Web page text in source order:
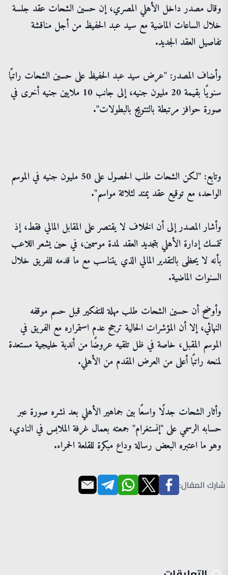
وقال مصدر داخل الأهلي المصري، إن حسين الشحات عقد جلسة
خلال الساعات الماضية مع سيد عبد الحفيظ من أجل مناقشة
تفاصيل العقد الجديد.
وأضاف المصدر: "عرض سيد عبد الحفيظ على حسين الشحات راتبًا
سنويًا بقيمة 20 مليون جنيه، إلى جانب 10 ملايين جنيه أخرى في
صورة حوافز مرتبطة بالتتويج بالبطولات".
وتابع: "لكن الشحات طلب الحصول على 50 مليون جنيه في الموسم
الواحد، مع توقيع عقد يمتد لثلاثة مواسم".
وأشار المصدر إلى أن الخلاف لا يقتصر على المقابل المالي فقط، إذ
تتمسك إدارة الأهلي بتجديد العقد لمدة موسمين، في حين يشعر اللاعب
بأنه لا يحظى بالتقدير المالي الذي يتناسب مع ما قدمه للفريق خلال
السنوات الماضية.
وأوضح أن حسين الشحات طلب مهلة للتفكير قبل حسم موقفه
النهائي، إلا أن المؤشرات الحالية ترجح عدم استمراره مع الفريق في
الموسم المقبل، خاصة في ظل تلقيه عروضًا من أندية خليجية مستعدة
لمنحه راتبًا أعلى من العرض المقدم من الأهلي.
وأثار الشحات جدلًا واسعًا بين جماهير الأهلي بعد نشره صورة عبر
حسابه الرسمي على "إنستغرام" جمعته بعمال غرفة الملابس في النادي،
وهو ما اعتبره البعض رسالة وداع مبكرة للقلعة الحمراء.
شارك المقال: